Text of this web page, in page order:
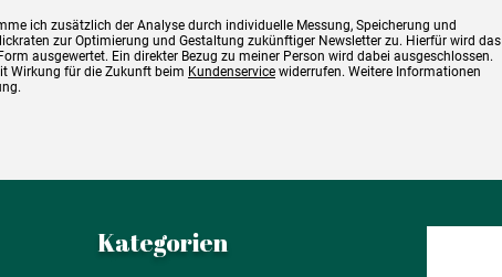
ich zusätzlich der Analyse durch individuelle Messung, Speicherung und
zur Optimierung und Gestaltung zukünftiger Newsletter zu. Hierfür wird das
ausgewertet. Ein direkter Bezug zu meiner Person wird dabei ausgeschlossen.
Wirkung für die Zukunft beim Kundenservice widerrufen. Weitere Informationen
Kategorien